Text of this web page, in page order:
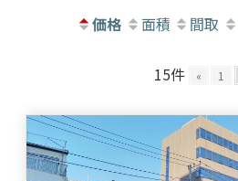
価格 面積 間取
15件 « 1